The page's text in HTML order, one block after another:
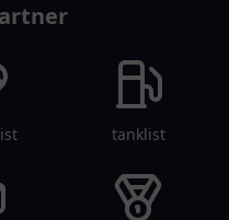
tanklist